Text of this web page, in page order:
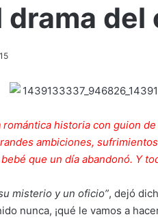
drama del
romántica historia con guion
ambiciones,
que un día abandonó. Y
misterio y un oficio”, dejó
nunca, ¡qué le vamos a